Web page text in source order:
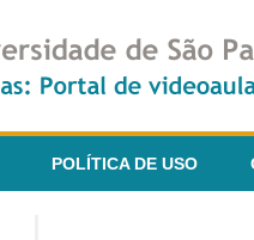
POLÍTICA DE USO